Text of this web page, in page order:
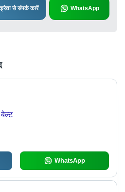
से संपर्क कारें WhatsApp
WhatsApp